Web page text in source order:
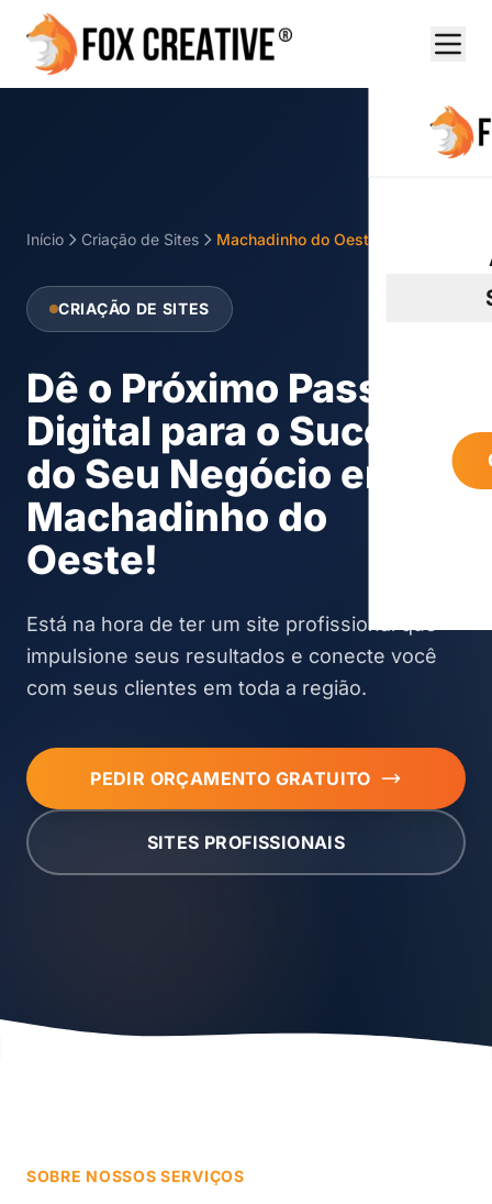
Início Criação de Sites Machadinho do Oeste
CRIAÇÃO DE SITES
Dê o Próximo Passo
Digital para o Sucesso
do Seu Negócio em
Machadinho do
Oeste!
Está na hora de ter um site profissional que
impulsione seus resultados e conecte você
com seus clientes em toda a região.
PEDIR ORÇAMENTO GRATUITO
SITES PROFISSIONAIS
SOBRE NOSSOS SERVIÇOS